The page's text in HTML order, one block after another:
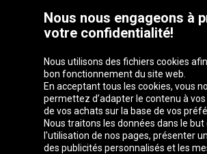
Groupe Oponeo
Nous nous engageons à
votre confidentialité!
Nous utilisons des fichiers cookies
bon fonctionnement du site web.
En acceptant tous les cookies, vous
permettez d’adapter le contenu à
de vos achats sur la base de vos
Nous traitons les données dans le but
l'utilisation de nos pages, présenter
des publicités personnalisés et les